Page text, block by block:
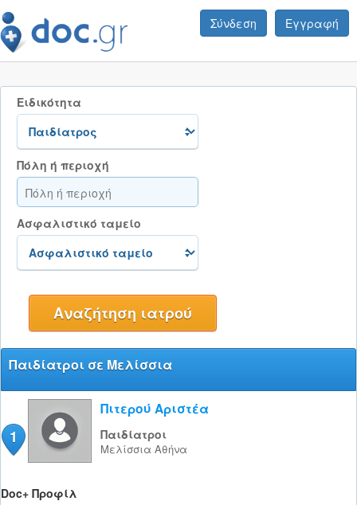
Σύνδεση Εγγραφή
Ειδικότητα
Πόλη ή περιοχή
Ασφαλιστικό ταμείο
Παιδίατροι σε Μελίσσια
1
Πιτερού Αριστέα
Παιδίατροι
Μελίσσια Αθήνα
Doc+ Προφίλ